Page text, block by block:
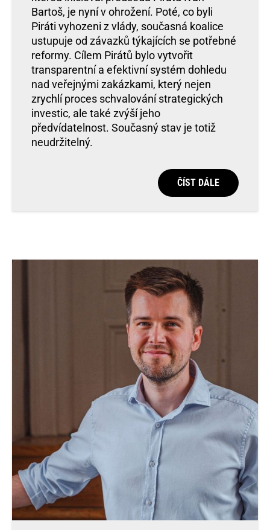
Bartoš, je nyní v ohrožení. Poté, co byli
Piráti vyhozeni z vlády, současná koalice
ustupuje od závazků týkajících se potřebné
reformy. Cílem Pirátů bylo vytvořit
transparentní a efektivní systém dohledu
nad veřejnými zakázkami, který nejen
zrychlí proces schvalování strategických
investic, ale také zvýší jeho
předvídatelnost. Současný stav je totiž
neudržitelný.
ČÍST DÁLE